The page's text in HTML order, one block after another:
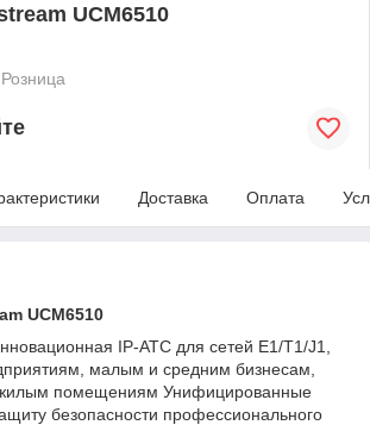
UCM6510
Розница
Доставка Оплата
UCM6510
IP-АТС для сетей E1/T1/J1,
малым и средним бизнесам,
помещениям Унифицированные
безопасности профессионального